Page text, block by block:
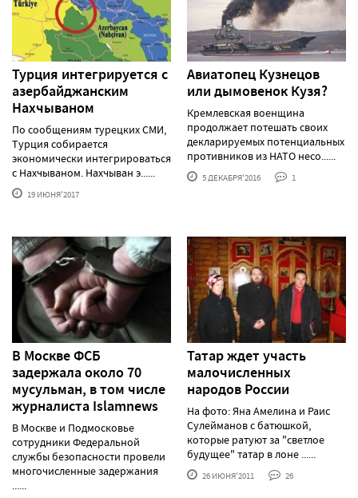
Турция интегрируется с
азербайджанским
Нахчываном
По сообщениям турецких СМИ,
Турция собирается
экономически интегрироваться
с Нахчываном. Нахчыван э......
19 ИЮНЯ'2017
Авиатопец Кузнецов
или дымовенок Кузя?
Кремлевская военщина
продолжает потешать своих
декларируемых потенциальных
противников из НАТО несо......
5 ДЕКАБРЯ'2016 1
В Москве ФСБ
задержала около 70
мусульман, в том числе
журналиста Islamnews
В Москве и Подмосковье
сотрудники Федеральной
службы безопасности провели
многочисленные задержания
......
Татар ждет участь
малочисленных
народов России
На фото: Яна Амелина и Раис
Сулейманов с батюшкой,
которые ратуют за "светлое
будущее" татар в лоне ......
26 ИЮНЯ'2011 26